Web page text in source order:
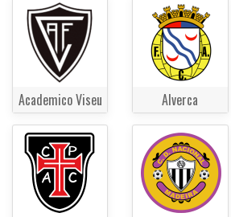
Academico Viseu Alverca